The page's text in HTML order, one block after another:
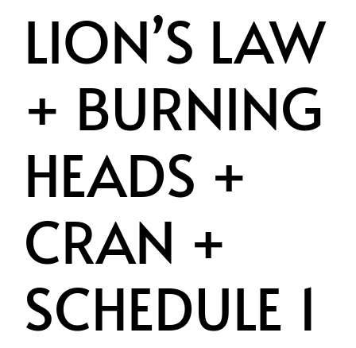
LION’S LAW
+ BURNING
HEADS +
CRAN +
SCHEDULE 1